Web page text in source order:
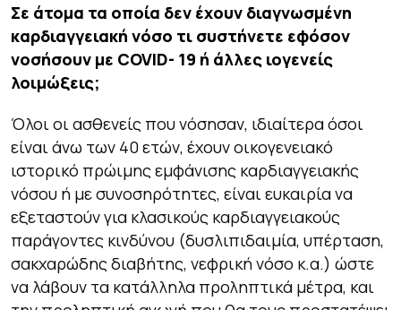
Σε άτομα τα οποία δεν έχουν διαγνωσμένη
καρδιαγγειακή νόσο τι συστήνετε εφόσον
νοσήσουν με COVID- 19 ή άλλες ιογενείς
λοιμώξεις;
Όλοι οι ασθενείς που νόσησαν, ιδιαίτερα όσοι
είναι άνω των 40 ετών, έχουν οικογενειακό
ιστορικό πρώιμης εμφάνισης καρδιαγγειακής
νόσου ή με συνοσηρότητες, είναι ευκαιρία να
εξεταστούν για κλασικούς καρδιαγγειακούς
παράγοντες κινδύνου (δυσλιπιδαιμία, υπέρταση,
σακχαρώδης διαβήτης, νεφρική νόσο κ.α.) ώστε
να λάβουν τα κατάλληλα προληπτικά μέτρα, και